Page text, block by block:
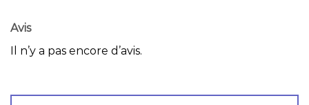
Avis
Il n’y a pas encore d’avis.